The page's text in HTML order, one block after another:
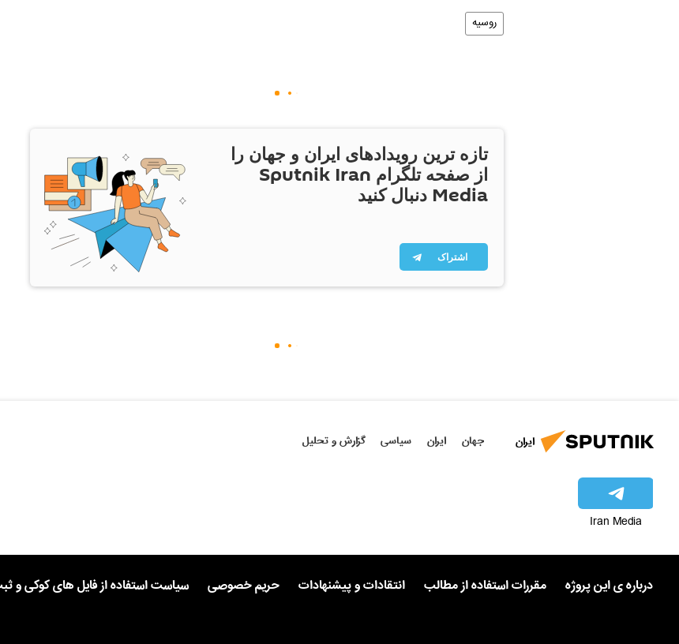
روسیه
تازه ترین رویدادهای ایران و جهان را
از صفحه تلگرام Sputnik Iran
Media دنبال کنید
اشتراک
ایران جهان ایران سیاسی گزارش و تحلیل
Iran Media
درباره ی این پروژه مقررات استفاده از مطالب انتقادات و پیشنهادات حریم خصوصی سیاست استفاده از فایل های کوکی و